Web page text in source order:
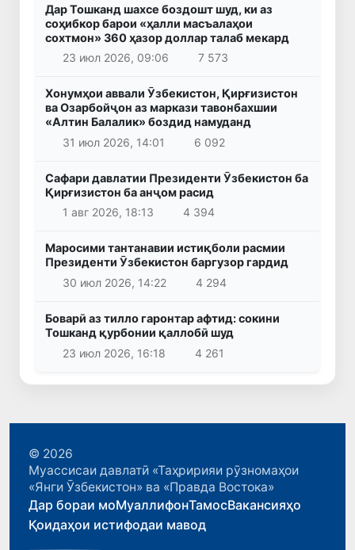
Дар Тошканд шахсе боздошт шуд, ки аз
соҳибкор барои «ҳалли масъалаҳои
сохтмон» 360 ҳазор доллар талаб мекард
23 июл 2026, 09:06
7 573
Хонумҳои аввали Ӯзбекистон, Қирғизистон
ва Озарбойҷон аз маркази тавонбахшии
«Алтин Балалик» боздид намуданд
31 июл 2026, 14:01
6 092
Сафари давлатии Президенти Ӯзбекистон ба
Қирғизистон ба анҷом расид
1 авг 2026, 18:13
4 394
Маросими тантанавии истиқболи расмии
Президенти Ӯзбекистон баргузор гардид
30 июл 2026, 14:22
4 294
Боварӣ аз тилло гаронтар афтид: сокини
Тошканд қурбонии қаллобӣ шуд
23 июл 2026, 16:18
4 261
© 2026
Муассисаи давлатӣ «Таҳририяи рӯзномаҳои
«Янги Ӯзбекистон» ва «Правда Востока»
Дар бораи моМуаллифонТамосВакансияҳо
Қоидаҳои истифодаи мавод